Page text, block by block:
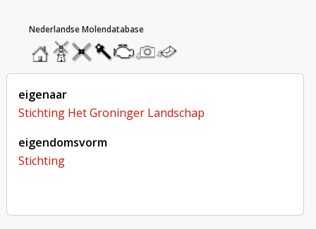
homemolendatabase
roedendatabase
assendatabase
motorendatabase
stuur
een
foto
stuur
een
bericht
eigenaar
Stichting Het Groninger Landschap
eigendomsvorm
Stichting